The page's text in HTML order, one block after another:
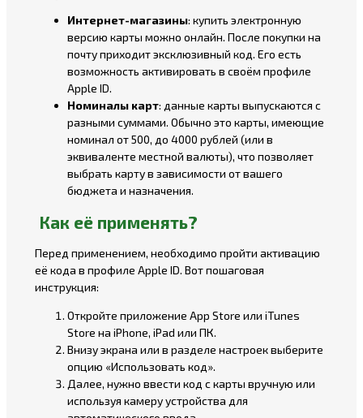
Интернет-магазины: купить электронную
версию карты можно онлайн. После покупки на
почту приходит эксклюзивный код. Его есть
возможность активировать в своём профиле
Apple ID.
Номиналы карт: данные карты выпускаются с
разными суммами. Обычно это карты, имеющие
номинал от 500, до 4000 рублей (или в
эквиваленте местной валюты), что позволяет
выбрать карту в зависимости от вашего
бюджета и назначения.
Как её применять?
Перед применением, необходимо пройти активацию
её кода в профиле Apple ID. Вот пошаговая
инструкция:
Откройте приложение App Store или iTunes
Store на iPhone, iPad или ПК.
Внизу экрана или в разделе настроек выберите
опцию «Использовать код».
Далее, нужно ввести код с карты вручную или
используя камеру устройства для